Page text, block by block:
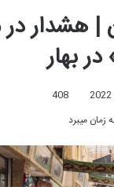
| هشدار
بهار
408